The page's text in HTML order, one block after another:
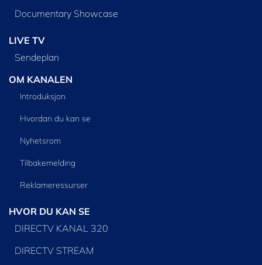
Documentary Showcase
LIVE TV
Sendeplan
OM KANALEN
Introduksjon
Hvordan du kan se
Nyhetsrom
Tilbakemelding
Reklameressurser
HVOR DU KAN SE
DIRECTV KANAL 320
DIRECTV STREAM